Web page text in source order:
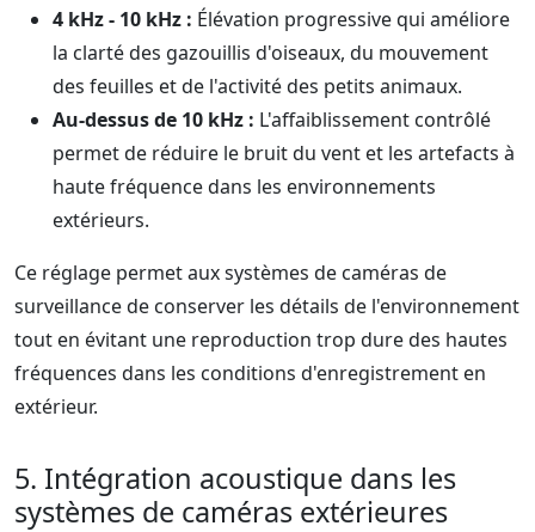
4 kHz - 10 kHz : Élévation progressive qui améliore
la clarté des gazouillis d'oiseaux, du mouvement
des feuilles et de l'activité des petits animaux.
Au-dessus de 10 kHz : L'affaiblissement contrôlé
permet de réduire le bruit du vent et les artefacts à
haute fréquence dans les environnements
extérieurs.
Ce réglage permet aux systèmes de caméras de
surveillance de conserver les détails de l'environnement
tout en évitant une reproduction trop dure des hautes
fréquences dans les conditions d'enregistrement en
extérieur.
5. Intégration acoustique dans les
systèmes de caméras extérieures